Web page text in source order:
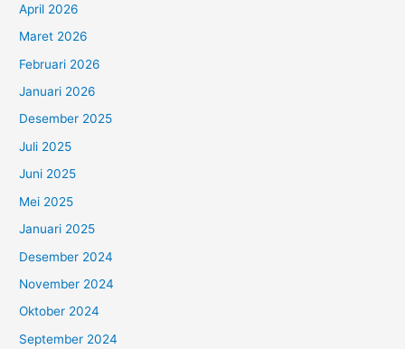
April 2026
Maret 2026
Februari 2026
Januari 2026
Desember 2025
Juli 2025
Juni 2025
Mei 2025
Januari 2025
Desember 2024
November 2024
Oktober 2024
September 2024